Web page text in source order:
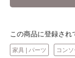
この商品に登録され
家具 | パーツ コン